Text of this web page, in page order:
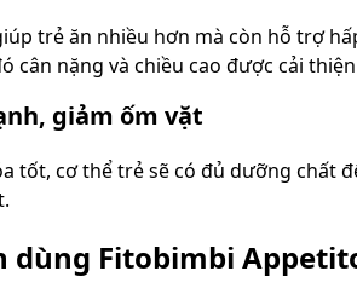
trẻ ăn nhiều hơn mà còn hỗ trợ
cân nặng và chiều cao được cải
giảm ốm vặt
tốt, cơ thể trẻ sẽ có đủ dưỡng chất
dùng Fitobimbi